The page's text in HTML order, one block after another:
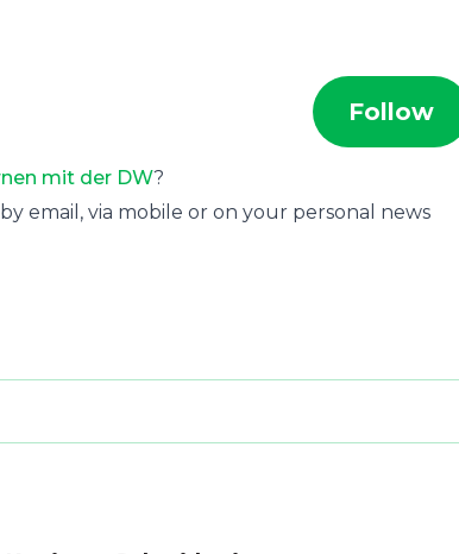
Follow
mit der DW?
email, via mobile or on your personal news